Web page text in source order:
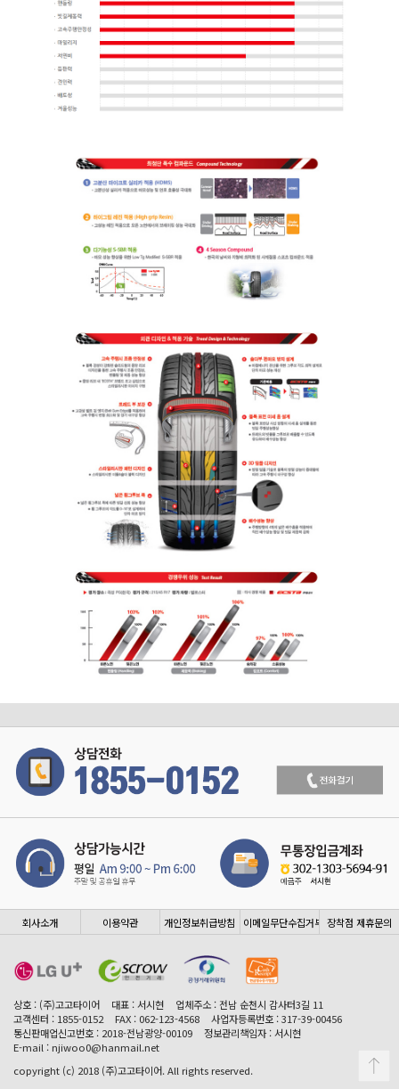
회사소개 이용약관 개인정보취급방침 이메일무단수집거부 장착점 제휴문의
상호 : (주)고고타이어 대표 : 서시현
업체주소 : 전남 순천시 감사터3길 11
고객센터 : 1855-0152
FAX : 062-123-4568
사업자등록번호 : 317-39-00456
통신판매업신고번호 : 2018-전남광양-00109
정보관리책임자 : 서시현
E-mail : njiwoo0@hanmail.net
copyright (c) 2018 (주)고고타이어. All rights reserved.